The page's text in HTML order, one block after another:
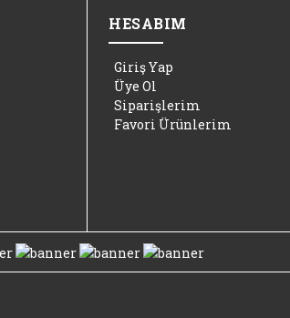
HESABIM
Giriş Yap
Üye Ol
Siparişlerim
Favori Ürünlerim